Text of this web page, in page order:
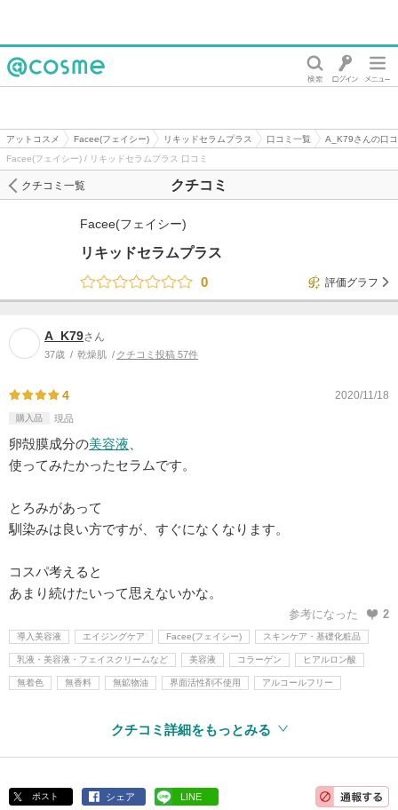
アットコスメ Facee(フェイシー) リキッドセラムプラス 口コミ一覧
A_K79さんの口
Facee(フェイシー) / リキッドセラムプラス 口コミ
クチコミ
クチコミ一覧
Facee(フェイシー)
リキッドセラムプラス
0
評価グラフ
A_K79さん
37歳 乾燥肌 クチコミ投稿 57件
4 2020/11/18
購入品 現品
卵殻膜成分の美容液
使ってみたかったセラムです。
とろみがあって
馴染みは良い方ですが、すぐになくなります。
コスパ考えると
あまり続けたいって思えないかな。
参考になった 2
導入美容液 エイジングケア Facee(フェイシー) スキンケア・基礎化粧品
乳液・美容液・フェイスクリームなど 美容液 コラーゲン ヒアルロン酸
無着色 無香料 無鉱物油 界面活性剤不使用 アルコールフリー
クチコミ詳細をもっとみる
ポスト シェア LINE